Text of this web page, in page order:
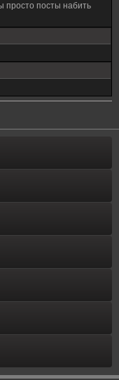
просто посты набить